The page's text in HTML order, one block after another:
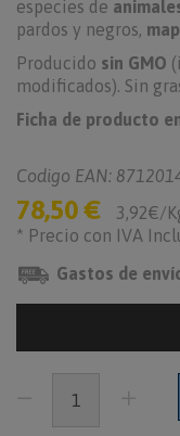
especies de
pardos y negros,
Producido sin GMO
modificados). Sin
Ficha de producto
Codigo EAN:
78,50 €
3,92€/
* Precio con IVA
Gastos de